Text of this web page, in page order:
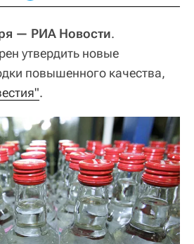
— РИА Новости.
утвердить новые
повышенного качества,
.